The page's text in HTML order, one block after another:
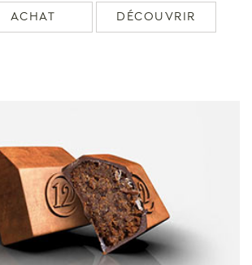
ACHAT DÉCOUVRIR